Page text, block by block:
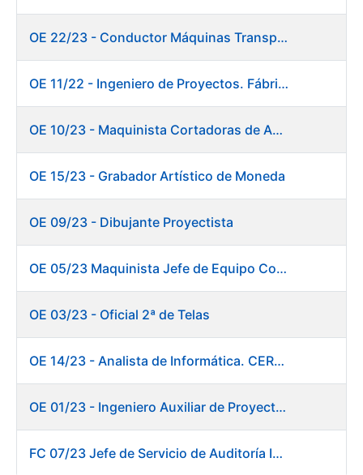
OE 22/23 - Conductor Máquinas Transportadoras-Elevadoras. Fábrica Papel.
OE 11/22 - Ingeniero de Proyectos. Fábrica de Papel
OE 10/23 - Maquinista Cortadoras de Acabados.
OE 15/23 - Grabador Artístico de Moneda
OE 09/23 - Dibujante Proyectista
OE 05/23 Maquinista Jefe de Equipo Corte y Enfajado
OE 03/23 - Oficial 2ª de Telas
OE 14/23 - Analista de Informática. CERES
OE 01/23 - Ingeniero Auxiliar de Proyectos. Innovación
FC 07/23 Jefe de Servicio de Auditoría Interna